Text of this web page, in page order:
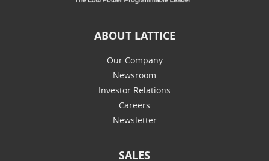
ABOUT LATTICE
Our Company
Newsroom
Investor Relations
Careers
Newsletter
SALES